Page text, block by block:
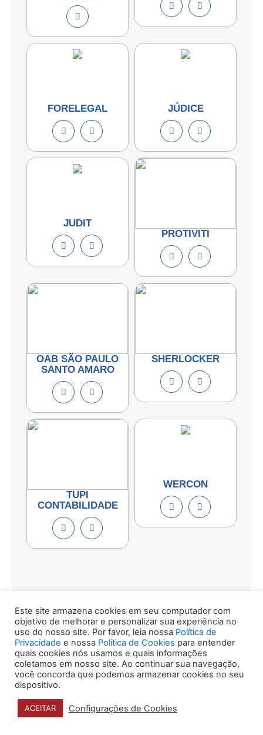
FORELEGAL JÚDICE
JUDIT
PROTIVITI
OAB SÃO PAULO
SANTO AMARO
SHERLOCKER
TUPI
CONTABILIDADE
WERCON
Expositores
ADVISE
Este site armazena cookies em seu computador com
objetivo de melhorar e personalizar sua experiência no
uso do nosso site. Por favor, leia nossa Política de
Privacidade e nossa Política de Cookies para entender
quais cookies nós usamos e quais informações
coletamos em nosso site. Ao continuar sua navegação,
você concorda que podemos armazenar cookies no seu
dispositivo.
ACEITAR Configurações de Cookies